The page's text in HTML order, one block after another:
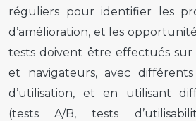
réguliers pour identifier les
d’amélioration, et les
tests doivent être effectués sur
et navigateurs, avec
d’utilisation, et en utilisant
(tests A/B, tests